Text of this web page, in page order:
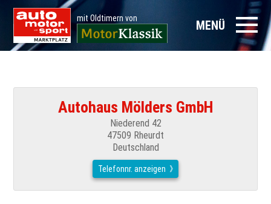
mit Oldtimern von MENÜ
Autohaus Mölders GmbH
Niederend 42
47509 Rheurdt
Deutschland
Telefonnr. anzeigen